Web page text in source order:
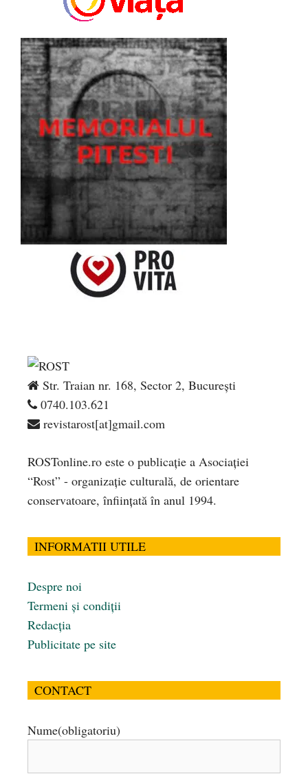
Str. Traian nr. 168, Sector 2, București
0740.103.621
revistarost[at]gmail.com
ROSTonline.ro este o publicaţie a Asociaţiei
“Rost” - organizaţie culturală, de orientare
conservatoare, înfiinţată în anul 1994.
INFORMATII UTILE
Despre noi
Termeni și condiții
Redacția
Publicitate pe site
CONTACT
Nume(obligatoriu)